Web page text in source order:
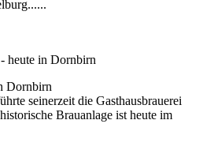
Dornbirn
seinerzeit die Gasthausbrauerei
Brauanlage ist heute im